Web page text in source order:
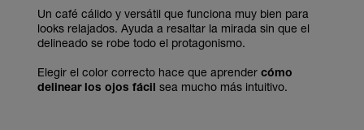
Un café cálido y versátil que funciona muy bien para
looks relajados. Ayuda a resaltar la mirada sin que el
delineado se robe todo el protagonismo.
Elegir el color correcto hace que aprender cómo
delinear los ojos fácil sea mucho más intuitivo.